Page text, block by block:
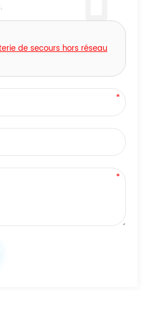
de secours hors réseau